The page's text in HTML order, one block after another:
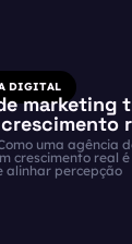
DIGITAL
marketing
uma agência
crescimento real
alinhar percepção